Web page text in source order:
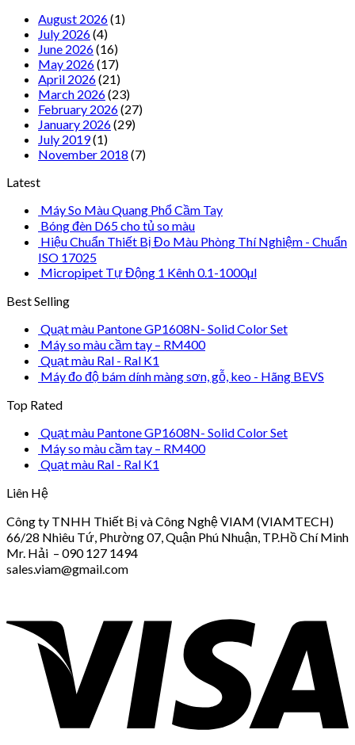
August 2026(1)
July 2026(4)
June 2026(16)
May 2026(17)
April 2026(21)
March 2026(23)
February 2026(27)
January 2026(29)
July 2019(1)
November 2018 (7)
Latest
Máy So Màu Quang Phổ Cầm Tay
Bóng đèn D65 cho tủ so màu
Hiệu Chuẩn Thiết Bị Đo Màu Phòng Thí Nghiệm - Chuẩn
ISO 17025
Micropipet Tự Động 1 Kênh 0.1-1000µl
Best Selling
Quạt màu Pantone GP1608N- Solid Color Set
Máy so màu cầm tay – RM400
Quạt màu Ral - Ral K1
Máy đo độ bám dính màng sơn, gỗ, keo - Hãng BEVS
Top Rated
Quạt màu Pantone GP1608N- Solid Color Set
Máy so màu cầm tay – RM400
Quạt màu Ral - Ral K1
Liên Hệ
Công ty TNHH Thiết Bị và Công Nghệ VIAM (VIAMTECH)
66/28 Nhiêu Tứ, Phường 07, Quận Phú Nhuận, TP.Hồ Chí Minh
Mr. Hải – 090 127 1494
sales.viam@gmail.com